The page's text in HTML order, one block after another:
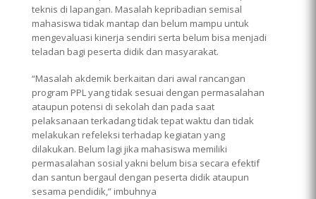
teknis di lapangan. Masalah kepribadian semisal
mahasiswa tidak mantap dan belum mampu untuk
mengevaluasi kinerja sendiri serta belum bisa menjadi
teladan bagi peserta didik dan masyarakat.
“Masalah akdemik berkaitan dari awal rancangan
program PPL yang tidak sesuai dengan permasalahan
ataupun potensi di sekolah dan pada saat
pelaksanaan terkadang tidak tepat waktu dan tidak
melakukan refeleksi terhadap kegiatan yang
dilakukan. Belum lagi jika mahasiswa memiliki
permasalahan sosial yakni belum bisa secara efektif
dan santun bergaul dengan peserta didik ataupun
sesama pendidik,” imbuhnya